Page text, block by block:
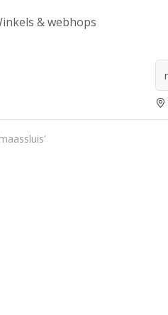
& webhops